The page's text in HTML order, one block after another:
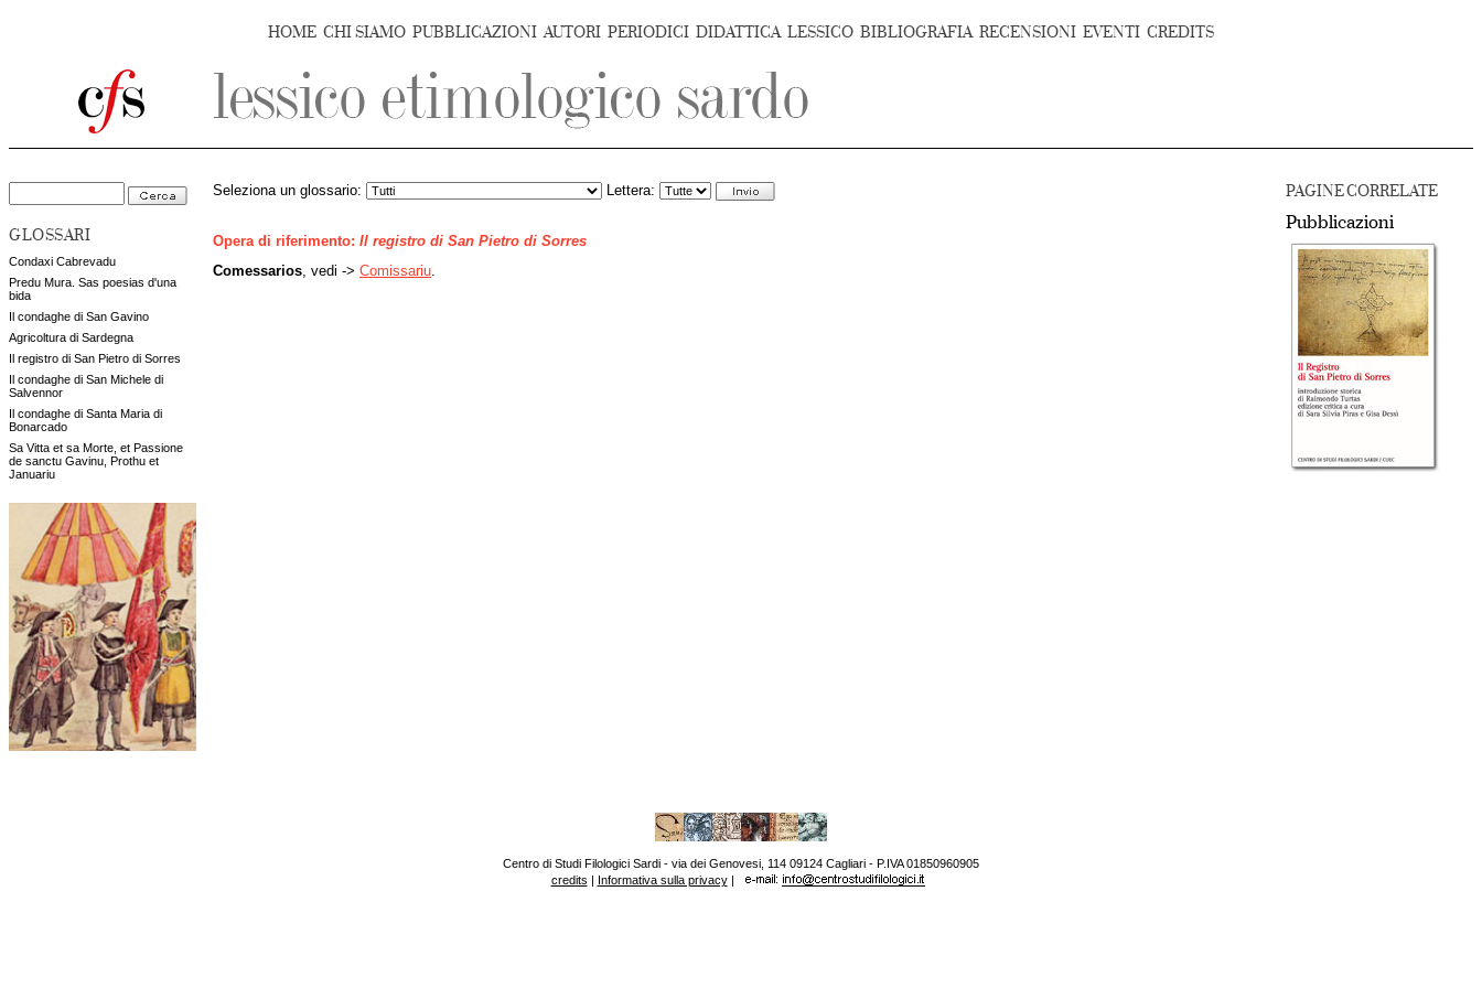
HOME CHI SIAMO PUBBLICAZIONI AUTORI PERIODICI DIDATTICA LESSICO BIBLIOGRAFIA RECENSIONI EVENTI CREDITS
GLOSSARI
Condaxi Cabrevadu
Predu Mura. Sas poesias d'una
bida
Il condaghe di San Gavino
Agricoltura di Sardegna
Il registro di San Pietro di Sorres
Il condaghe di San Michele di
Salvennor
Il condaghe di Santa Maria di
Bonarcado
Sa Vitta et sa Morte, et Passione
de sanctu Gavinu, Prothu et
Januariu
PAGINE CORRELATE
Pubblicazioni
Seleziona un glossario: Lettera:
Opera di riferimento: Il registro di San Pietro di Sorres
Comessarios , vedi -> Comissariu
Centro di Studi Filologici Sardi - via dei Genovesi, 114 09124 Cagliari - P.IVA 01850960905
credits | Informativa sulla privacy|